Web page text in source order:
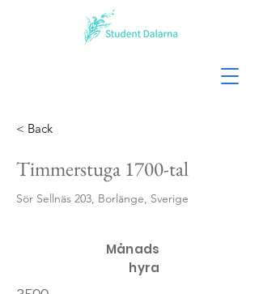
< Back
Timmerstuga 1700-tal
Sör Sellnäs 203, Borlänge, Sverige
Månads
hyra